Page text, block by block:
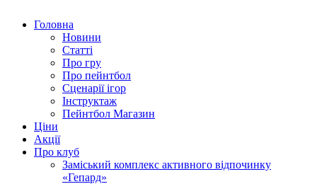
Головна
Новини
Статті
Про гру
Про пейнтбол
Сценарії ігор
Інструктаж
Пейнтбол Магазин
Ціни
Акції
Про клуб
Заміський комплекс активного відпочинку
«Гепард»